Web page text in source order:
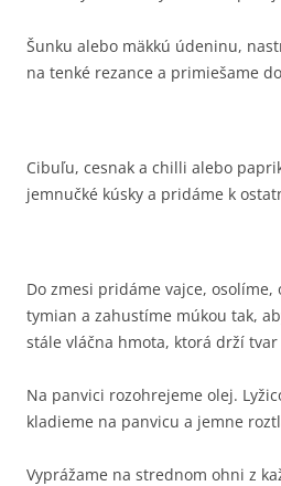
Šunku alebo mäkkú údeninu,
na tenké rezance a primiešame
Cibuľu, cesnak a chilli alebo
jemnučké kúsky a pridáme k
Do zmesi pridáme vajce,
tymian a zahustíme múkou tak,
stále vláčna hmota, ktorá drží
Na panvici rozohrejeme olej.
kladieme na panvicu a jemne
Vyprážame na strednom ohni z